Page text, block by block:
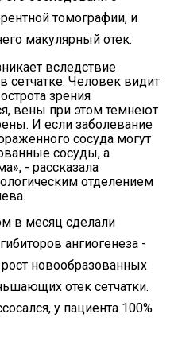
томографии, и
макулярный отек.
вследствие
сетчатке. Человек видит
зрения
вены при этом темнеют
И если заболевание
сосуда могут
сосуды, а
- рассказала
отделением
в месяц сделали
ангиогенеза -
новообразованных
отек сетчатки.
у пациента 100%